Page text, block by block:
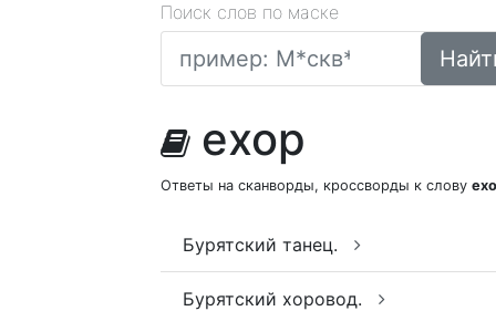
Поиск слов по маске
ехор
Ответы на сканворды, кроссворды к слову
Бурятский танец.
Бурятский хоровод.